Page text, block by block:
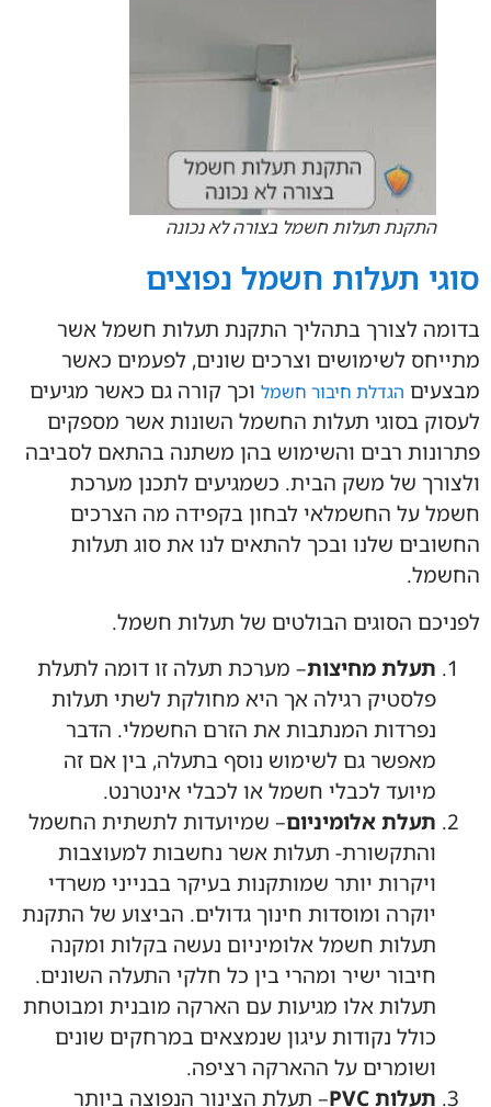
התקנת תעלות חשמל בצורה לא נכונה
סוגי תעלות חשמל נפוצים
בדומה לצורך בתהליך התקנת תעלות חשמל אשר
מתייחס לשימושים וצרכים שונים, לפעמים כאשר
מבצעים הגדלת חיבור חשמל וכך קורה גם כאשר מגיעים
לעסוק בסוגי תעלות החשמל השונות אשר מספקים
פתרונות רבים והשימוש בהן משתנה בהתאם לסביבה
ולצורך של משק הבית. כשמגיעים לתכנן מערכת
חשמל על החשמלאי לבחון בקפידה מה הצרכים
החשובים שלנו ובכך להתאים לנו את סוג תעלות
החשמל.
לפניכם הסוגים הבולטים של תעלות חשמל.
תעלת מחיצות– מערכת תעלה זו דומה לתעלת
פלסטיק רגילה אך היא מחולקת לשתי תעלות
נפרדות המנתבות את הזרם החשמלי. הדבר
מאפשר גם לשימוש נוסף בתעלה, בין אם זה
מיועד לכבלי חשמל או לכבלי אינטרנט.
תעלת אלומיניום– שמיועדות לתשתית החשמל
והתקשורת- תעלות אשר נחשבות למעוצבות
ויקרות יותר שמותקנות בעיקר בבנייני משרדי
יוקרה ומוסדות חינוך גדולים. הביצוע של התקנת
תעלות חשמל אלומיניום נעשה בקלות ומקנה
חיבור ישיר ומהרי בין כל חלקי התעלה השונים.
תעלות אלו מגיעות עם הארקה מובנית ומבוטחת
כולל נקודות עיגון שנמצאים במרחקים שונים
ושומרים על ההארקה רציפה.
תעלות PVC
– תעלת הצינור הנפוצה ביותר